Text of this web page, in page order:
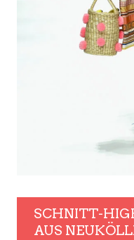
SCHNITT-
AUS